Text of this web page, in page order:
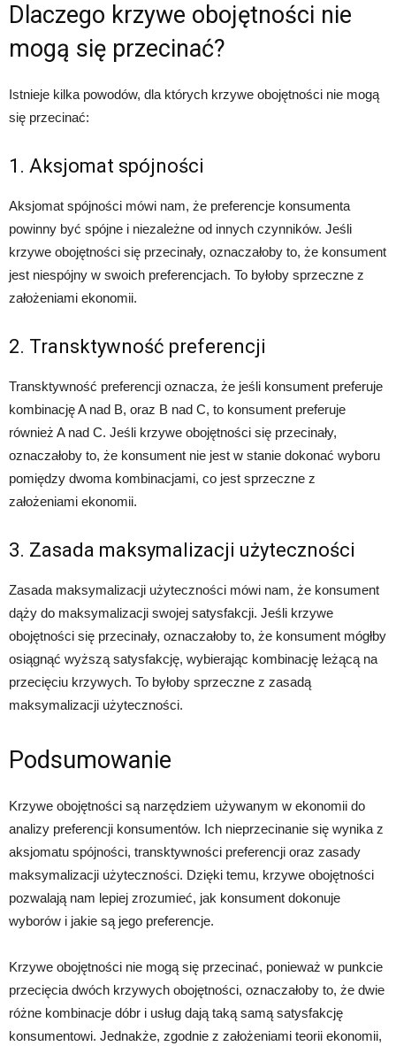
Dlaczego krzywe obojętności nie
mogą się przecinać?
Istnieje kilka powodów, dla których krzywe obojętności nie mogą
się przecinać:
1. Aksjomat spójności
Aksjomat spójności mówi nam, że preferencje konsumenta
powinny być spójne i niezależne od innych czynników. Jeśli
krzywe obojętności się przecinały, oznaczałoby to, że konsument
jest niespójny w swoich preferencjach. To byłoby sprzeczne z
założeniami ekonomii.
2. Transktywność preferencji
Transktywność preferencji oznacza, że jeśli konsument preferuje
kombinację A nad B, oraz B nad C, to konsument preferuje
również A nad C. Jeśli krzywe obojętności się przecinały,
oznaczałoby to, że konsument nie jest w stanie dokonać wyboru
pomiędzy dwoma kombinacjami, co jest sprzeczne z
założeniami ekonomii.
3. Zasada maksymalizacji użyteczności
Zasada maksymalizacji użyteczności mówi nam, że konsument
dąży do maksymalizacji swojej satysfakcji. Jeśli krzywe
obojętności się przecinały, oznaczałoby to, że konsument mógłby
osiągnąć wyższą satysfakcję, wybierając kombinację leżącą na
przecięciu krzywych. To byłoby sprzeczne z zasadą
maksymalizacji użyteczności.
Podsumowanie
Krzywe obojętności są narzędziem używanym w ekonomii do
analizy preferencji konsumentów. Ich nieprzecinanie się wynika z
aksjomatu spójności, transktywności preferencji oraz zasady
maksymalizacji użyteczności. Dzięki temu, krzywe obojętności
pozwalają nam lepiej zrozumieć, jak konsument dokonuje
wyborów i jakie są jego preferencje.
Krzywe obojętności nie mogą się przecinać, ponieważ w punkcie
przecięcia dwóch krzywych obojętności, oznaczałoby to, że dwie
różne kombinacje dóbr i usług dają taką samą satysfakcję
konsumentowi. Jednakże, zgodnie z założeniami teorii ekonomii,